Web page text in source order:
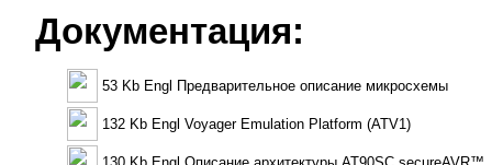
Документация:
53 Kb Engl Предварительное описание микросхемы
132 Kb Engl Voyager Emulation Platform (ATV1)